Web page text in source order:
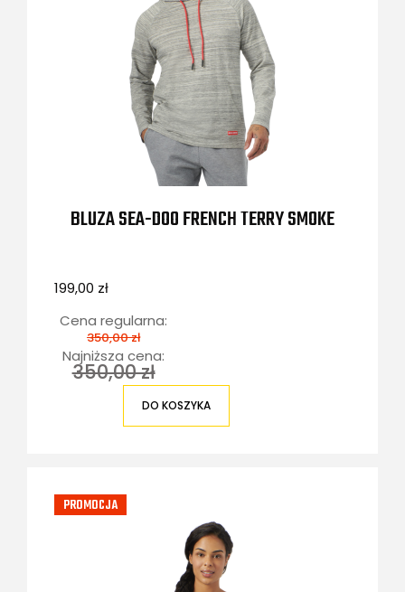
BLUZA SEA-DOO FRENCH TERRY SMOKE
199,00 zł
Cena regularna:
350,00 zł
Najniższa cena:
350,00 zł
DO KOSZYKA
PROMOCJA